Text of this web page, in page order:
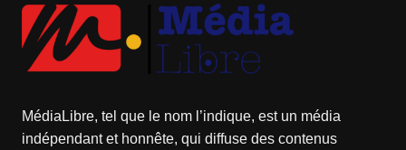
MédiaLibre, tel que le nom l’indique, est un média
indépendant et honnête, qui diffuse des contenus